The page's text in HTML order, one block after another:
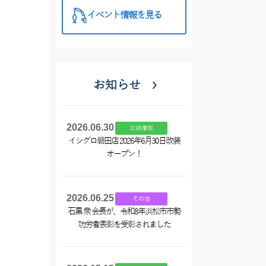
イベント情報を見る
お知らせ
2026.06.30 店舗情報
イシグロ磐田店 2026年6月30日改装
オープン！
2026.06.25 その他
石黒 衆 会長が、令和8年浜松市市勢
功労者表彰を受彰されました